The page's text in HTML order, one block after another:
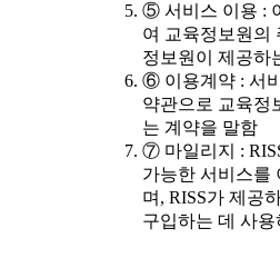
⑤ 서비스 이용 :
여 교육정보원의
정보원이 제공하
⑥ 이용계약 : 서
약관으로 교육정
는 계약을 말함
⑦ 마일리지 :
가능한 서비스를
며, RISS가 제공
구입하는 데 사